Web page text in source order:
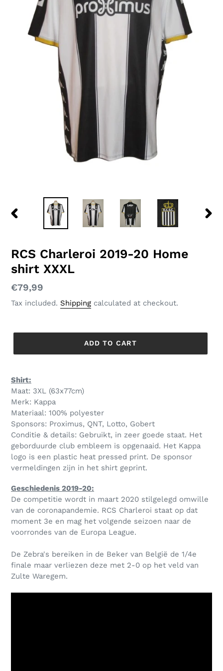
RCS Charleroi 2019-20 Home
shirt XXXL
Regular
price
€79,99
Tax included. Shipping calculated at checkout.
ADD TO CART
Shirt:
Maat: 3XL (63x77cm)
Merk: Kappa
Materiaal: 100% polyester
Sponsors: Proximus, QNT, Lotto, Gobert
Conditie & details: Gebruikt, in zeer goede staat. Het
geborduurde club embleem is opgenaaid. Het Kappa
logo is een plastic heat pressed print. De sponsor
vermeldingen zijn in het shirt geprint.
Geschiedenis 2019-20:
De competitie wordt in maart 2020 stilgelegd omwille
van de coronapandemie. RCS Charleroi staat op dat
moment 3e en mag het volgende seizoen naar de
voorrondes van de Europa League.
De Zebra's bereiken in de Beker van België de 1/4e
finale maar verliezen deze met 2-0 op het veld van
Zulte Waregem.